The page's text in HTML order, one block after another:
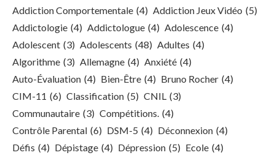
Addiction Comportementale (4) Addiction Jeux Vidéo (5)
Addictologie (4) Addictologue (4) Adolescence (4)
Adolescent (3) Adolescents (48) Adultes (4)
Algorithme (3) Allemagne (4) Anxiété (4)
Auto-Évaluation (4) Bien-Être (4) Bruno Rocher (4)
CIM-11 (6) Classification (5) CNIL (3)
Communautaire (3) Compétitions. (4)
Contrôle Parental (6) DSM-5 (4) Déconnexion (4)
Défis (4) Dépistage (4) Dépression (5) Ecole (4)